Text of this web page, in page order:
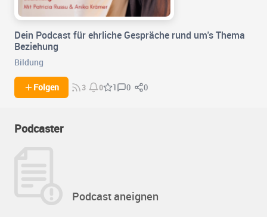
Dein Podcast für ehrliche Gespräche rund um's Thema
Beziehung
Bildung
Folgen 3 0 1 0 0
Podcaster
Podcast aneignen